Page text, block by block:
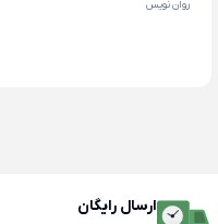
روان نویس
ارسال رایگان